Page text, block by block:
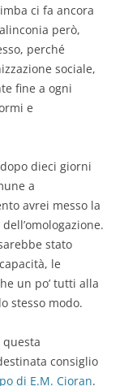
ci fa ancora
però,
perché
sociale,
fine a ogni
e
dieci giorni
a
avrei messo la
stato
le
un po’ tutti alla
stesso modo.
consiglio
di E.M. Cioran.